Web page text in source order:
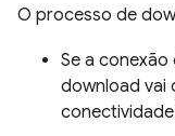
O processo de
Se a
download vai